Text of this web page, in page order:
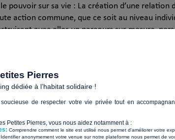
pouvoir sur sa vie : La création d’une
action commune, que ce soit au niveau
avec elles un parcours sur-mesure,
collectifs Des projets concrets avec des
pour but de sensibiliser le grand public, de
doivent avoir dans la construction de notre
?
Pierres
dédiée à l’habitat solidaire !
de respecter votre vie privée tout en
Petites Pierres, vous nous aidez notamment à :
Comprendre comment le site est utilisé nous permet d'améliorer votre
Identifier anonymement votre venue sur notre plateforme nous permet de